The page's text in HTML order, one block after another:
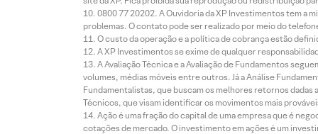
0800 77 20202. A Ouvidoria da XP Investimentos tem a
problemas. O contato pode ser realizado por meio do
O custo da operação e a política de cobrança estão
A XP Investimentos se exime de qualquer
A Avaliação Técnica e a Avaliação de Fundamentos
volumes, médias móveis entre outros. Já a Análise
Fundamentalistas, que buscam os melhores retornos
Técnicos, que visam identificar os movimentos mais
Ação é uma fração do capital de uma empresa que é
cotações de mercado. O investimento em ações é um